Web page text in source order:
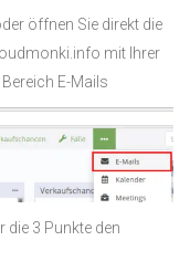
öffnen Sie direkt die
mit Ihrer
E-Mails
die 3 Punkte den